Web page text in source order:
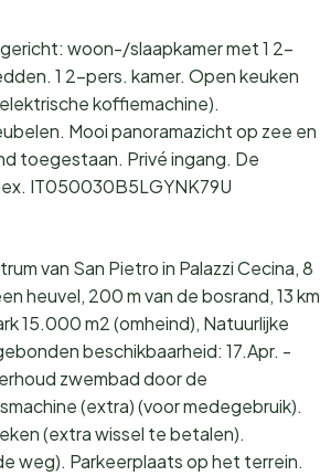
woon-/slaapkamer met 1 2-
1 2-pers. kamer. Open keuken
koffiemachine).
Mooi panoramazicht op zee en
toegestaan. Privé ingang. De
IT050030B5LGYNK79U
van San Pietro in Palazzi Cecina, 8
heuvel, 200 m van de bosrand, 13 km
15.000 m2 (omheind), Natuurlijke
beschikbaarheid: 17.Apr. -
zwembad door de
(extra) (voor medegebruik).
(extra wissel te betalen).
weg). Parkeerplaats op het terrein.